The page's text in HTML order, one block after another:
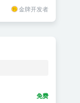
金牌开发者
免费